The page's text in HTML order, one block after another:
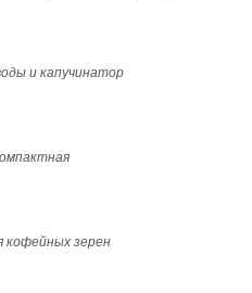
и капучинатор
кофейных зерен